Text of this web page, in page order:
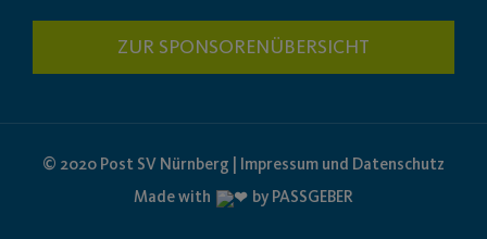
ZUR SPONSORENÜBERSICHT
© 2020 Post SV Nürnberg | Impressum und Datenschutz
Made with
by PASSGEBER